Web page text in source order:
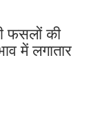
फसलों की
में लगातार